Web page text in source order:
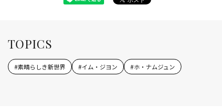
TOPICS
#素晴らしき新世界 #イム・ジヨン #ホ・ナムジュン